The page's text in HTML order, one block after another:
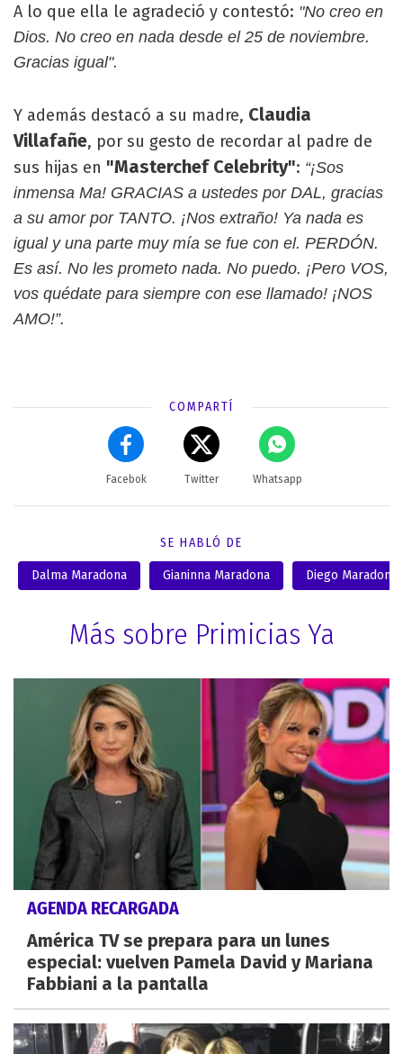
A lo que ella le agradeció y contestó: "No creo en
Dios. No creo en nada desde el 25 de noviembre.
Gracias igual".
Y además destacó a su madre, Claudia
Villafañe, por su gesto de recordar al padre de
sus hijas en "Masterchef Celebrity": “¡Sos
inmensa Ma! GRACIAS a ustedes por DAL, gracias
a su amor por TANTO. ¡Nos extraño! Ya nada es
igual y una parte muy mía se fue con el. PERDÓN.
Es así. No les prometo nada. No puedo. ¡Pero VOS,
vos quédate para siempre con ese llamado! ¡NOS
AMO!”.
COMPARTÍ
Facebok Twitter Whatsapp
SE HABLÓ DE
Dalma Maradona Gianinna Maradona Diego Maradona
Más sobre Primicias Ya
AGENDA RECARGADA
América TV se prepara para un lunes
especial: vuelven Pamela David y Mariana
Fabbiani a la pantalla